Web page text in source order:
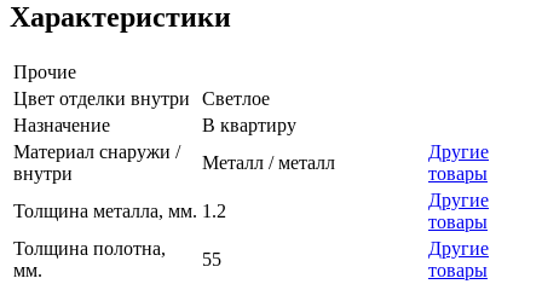
Характеристики
Прочие
Цвет отделки внутри
Светлое
Назначение
В квартиру
Материал снаружи /
внутри
Металл / металл
Другие
товары
Толщина металла, мм. 1.2
Другие
товары
Толщина полотна,
мм.
55
Другие
товары